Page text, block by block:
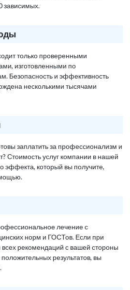
зависимых.
только проверенными
изготовленными по
Безопасность и эффективность
несколькими тысячами
заплатить за профессионализм и
Стоимость услуг компании в нашей
эффекта, который вы получите,
лечение с
норм и ГОСТов. Если при
рекомендаций с вашей стороны
положительных результатов, вы